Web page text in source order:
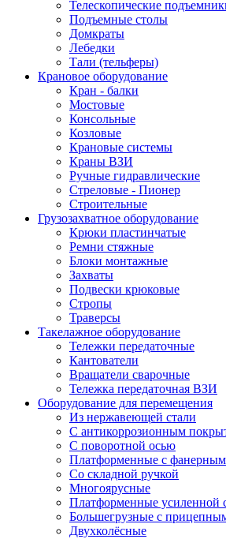
Телескопические
Подъемные столы
Домкраты
Лебедки
Тали (тельферы)
Крановое оборудование
Кран - балки
Мостовые
Консольные
Козловые
Крановые системы
Краны ВЗИ
Ручные гидравлические
Стреловые - Пионер
Строительные
Грузозахватное оборудование
Крюки пластинчатые
Ремни стяжные
Блоки монтажные
Захваты
Подвески крюковые
Стропы
Траверсы
Такелажное оборудование
Тележки передаточные
Кантователи
Вращатели сварочные
Тележка передаточная ВЗИ
Оборудование для перемещения
Из нержавеющей стали
С антикоррозионным
С поворотной осью
Платформенные с
Со складной ручкой
Многоярусные
Платформенные усиленной
Большегрузные с
Двухколёсные